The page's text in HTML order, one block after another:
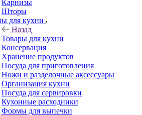
Карнизы
Шторы
для кухни
Назад
Товары для кухни
Консервация
Хранение продуктов
Посуда для приготовления
Ножи и разделочные аксессуары
Организация кухни
Посуда для сервировки
Кухонные расходники
Формы для выпечки